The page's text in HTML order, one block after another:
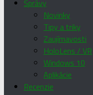
Správy
Novinky
Tipy a triky
Zaujímavosti
HoloLens / VR
Windows 10
Aplikácie
Recenzie